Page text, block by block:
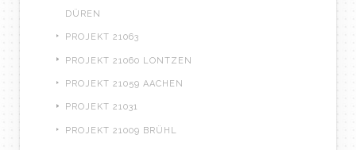
DÜREN
PROJEKT 21063
PROJEKT 21060 LONTZEN
PROJEKT 21059 AACHEN
PROJEKT 21031
PROJEKT 21009 BRÜHL